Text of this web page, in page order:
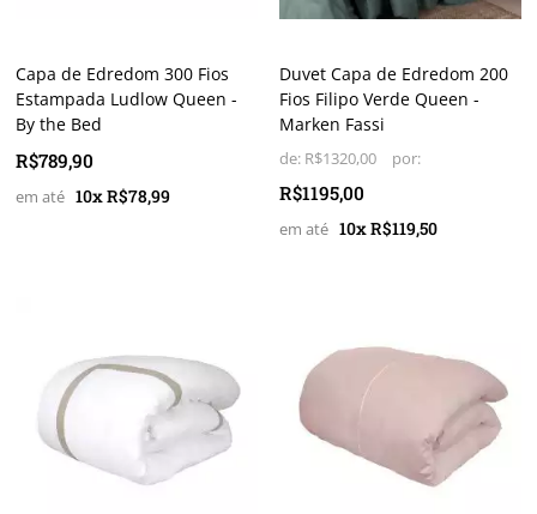
Capa de Edredom 300 Fios
Estampada Ludlow Queen -
By the Bed
R$789,90
10x R$78,99
Duvet Capa de Edredom 200
Fios Filipo Verde Queen -
Marken Fassi
de: R$1320,00
R$1195,00
10x R$119,50